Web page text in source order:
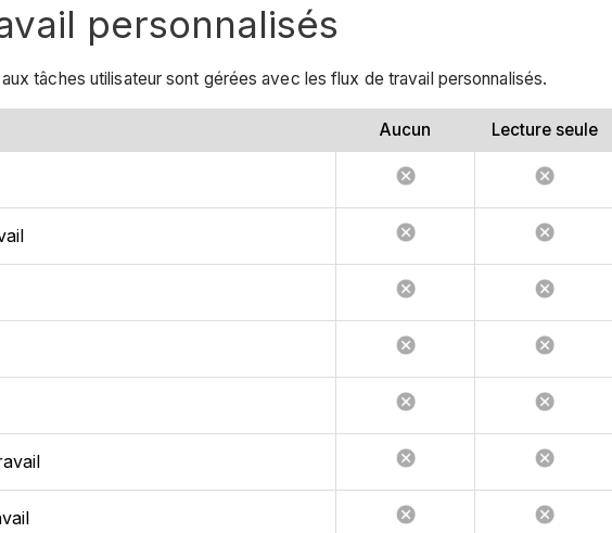
personnalisés
tâches utilisateur sont gérées avec les flux de travail personnalisés.
Aucun Lecture seule